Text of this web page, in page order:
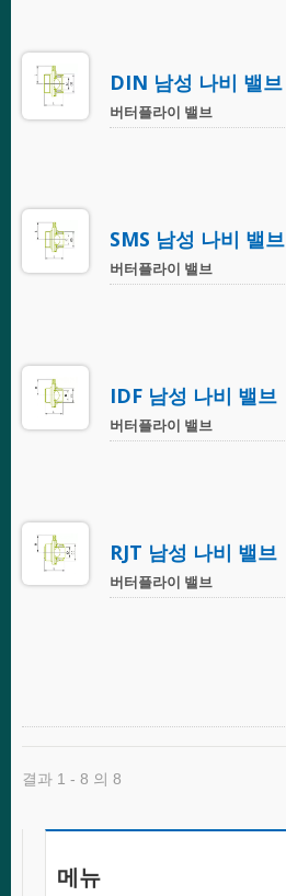
DIN 남성 나비 밸브
버터플라이 밸브
SMS 남성 나비 밸브
버터플라이 밸브
IDF 남성 나비 밸브
버터플라이 밸브
RJT 남성 나비 밸브
버터플라이 밸브
결과 1 - 8 의 8
메뉴